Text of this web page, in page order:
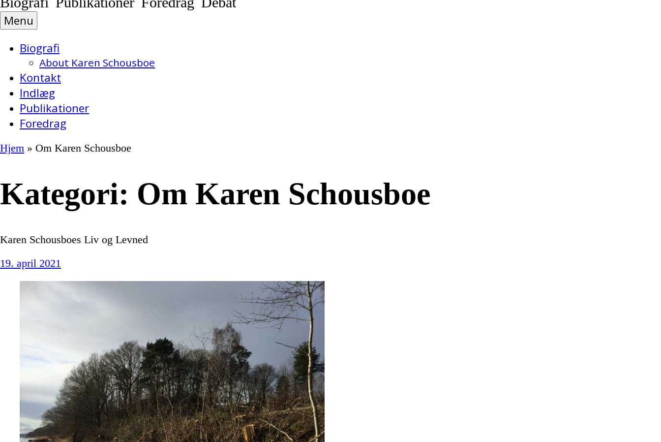
Menu
Biografi
About Karen Schousboe
Kontakt
Indlæg
Publikationer
Foredrag
Hjem » Om Karen Schousboe
Kategori: Om Karen Schousboe
Karen Schousboes Liv og Levned
19. april 2021